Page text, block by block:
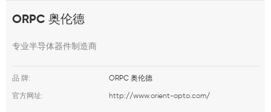
ORPC 奥伦德
专业半导体器件制造商
品 牌: ORPC 奥伦德
官方网址: http://www.orient-opto.com/